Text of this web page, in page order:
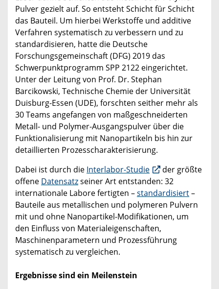
Pulver gezielt auf. So entsteht Schicht für Schicht
das Bauteil. Um hierbei Werkstoffe und additive
Verfahren systematisch zu verbessern und zu
standardisieren, hatte die Deutsche
Forschungsgemeinschaft (DFG) 2019 das
Schwerpunktprogramm SPP 2122 eingerichtet.
Unter der Leitung von Prof. Dr. Stephan
Barcikowski, Technische Chemie der Universität
Duisburg-Essen (UDE), forschten seither mehr als
30 Teams angefangen von maßgeschneiderten
Metall- und Polymer-Ausgangspulver über die
Funktionalisierung mit Nanopartikeln bis hin zur
detaillierten Prozesscharakterisierung.
Dabei ist durch die Interlabor-Studie
der größte
offene Datensatzseiner Art entstanden: 32
internationale Labore fertigten –standardisiert–
Bauteile aus metallischen und polymeren Pulvern
mit und ohne Nanopartikel-Modifikationen, um
den Einfluss von Materialeigenschaften,
Maschinenparametern und Prozessführung
systematisch zu vergleichen.
Ergebnisse sind ein Meilenstein